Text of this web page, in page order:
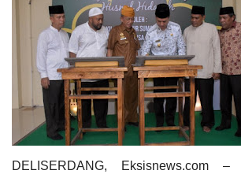
DELISERDANG, Eksisnews.com